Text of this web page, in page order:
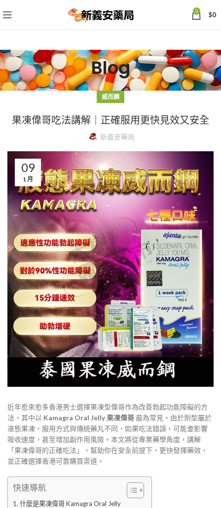
0 $0
Blog
威而鋼
果凍偉哥吃法講解｜正確服用更快見效又安全
新義安藥局
09
1 月
近年愈來愈多香港男士選擇果凍型偉哥作為改善勃起功能障礙的方
法，其中以 Kamagra Oral Jelly 果凍偉哥最為常見。由於劑型屬於
液態果凍，服用方式與傳統藥丸不同，如果吃法錯誤，可能會影響
吸收速度，甚至增加副作用風險。本文將從專業藥學角度，講解
「果凍偉哥的正確吃法」，幫助你在安全前提下，更快發揮藥效，
並正確選擇香港可靠購買渠道。
快速導航
什麼是果凍偉哥 Kamagra Oral Jelly